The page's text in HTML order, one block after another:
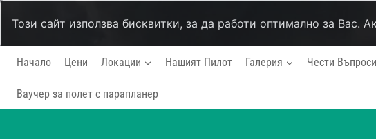
Този сайт използва бисквитки, за да работи оптимално за
съдържанието
Начало Цени Локации Нашият Пилот Галерия Чести Въпроси
Ваучер за полет с парапланер